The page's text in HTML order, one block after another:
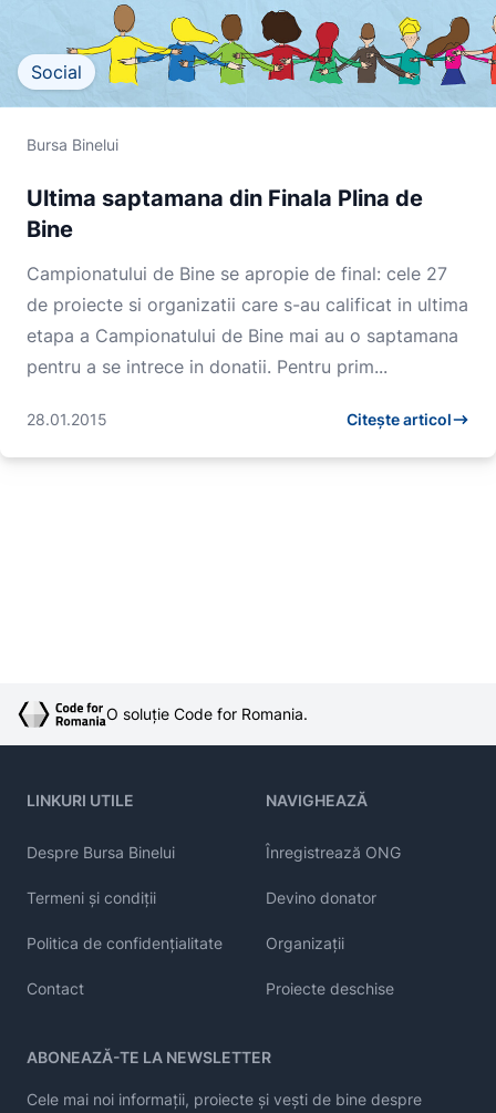
Social
Bursa Binelui
Ultima saptamana din Finala Plina de
Bine
Campionatului de Bine se apropie de final: cele 27
de proiecte si organizatii care s-au calificat in ultima
etapa a Campionatului de Bine mai au o saptamana
pentru a se intrece in donatii. Pentru prim...
28.01.2015 Citește articol
O soluție Code for Romania.
LINKURI UTILE
Despre Bursa Binelui
Termeni și condiții
Politica de confidențialitate
Contact
NAVIGHEAZĂ
Înregistrează ONG
Devino donator
Organizații
Proiecte deschise
ABONEAZĂ-TE LA NEWSLETTER
Cele mai noi informații, proiecte și vești de bine despre